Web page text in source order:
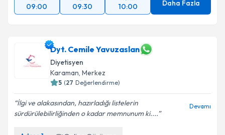
Yarın
09:00
Yarın
09:30
Yarın
10:00 Daha Fazla
Dyt. Cemile Yavuzaslan
Diyetisyen
Karaman, Merkez
( Değerlendirme)
İlgi ve alakasından, hazırladığı listelerin
sürdürülebilirliğinden o kadar memnunum ki....